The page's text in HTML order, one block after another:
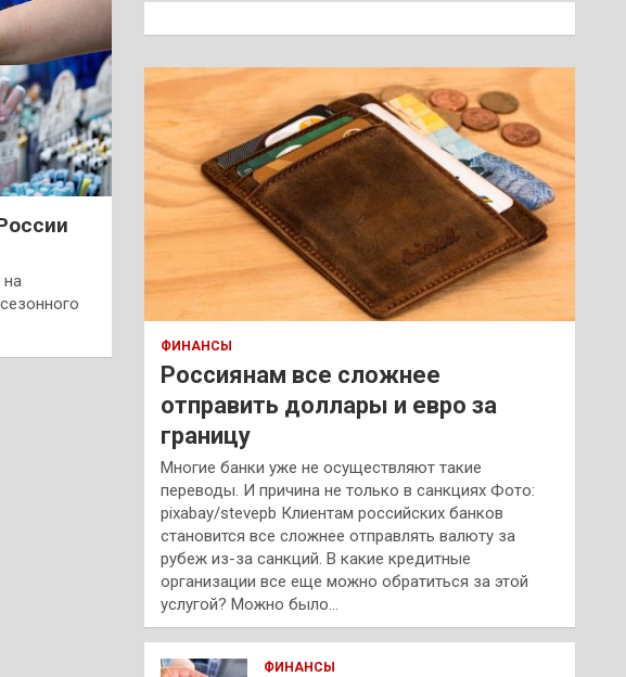
к
ФИНАНСЫ
Россиянам все сложнее
отправить доллары и евро за
границу
Многие банки уже не осуществляют такие
переводы. И причина не только в санкциях Фото:
pixabay/stevepb Клиентам российских банков
становится все сложнее отправлять валюту за
рубеж из-за санкций. В какие кредитные
организации все еще можно обратиться за этой
услугой? Можно было…
ФИНАНСЫ